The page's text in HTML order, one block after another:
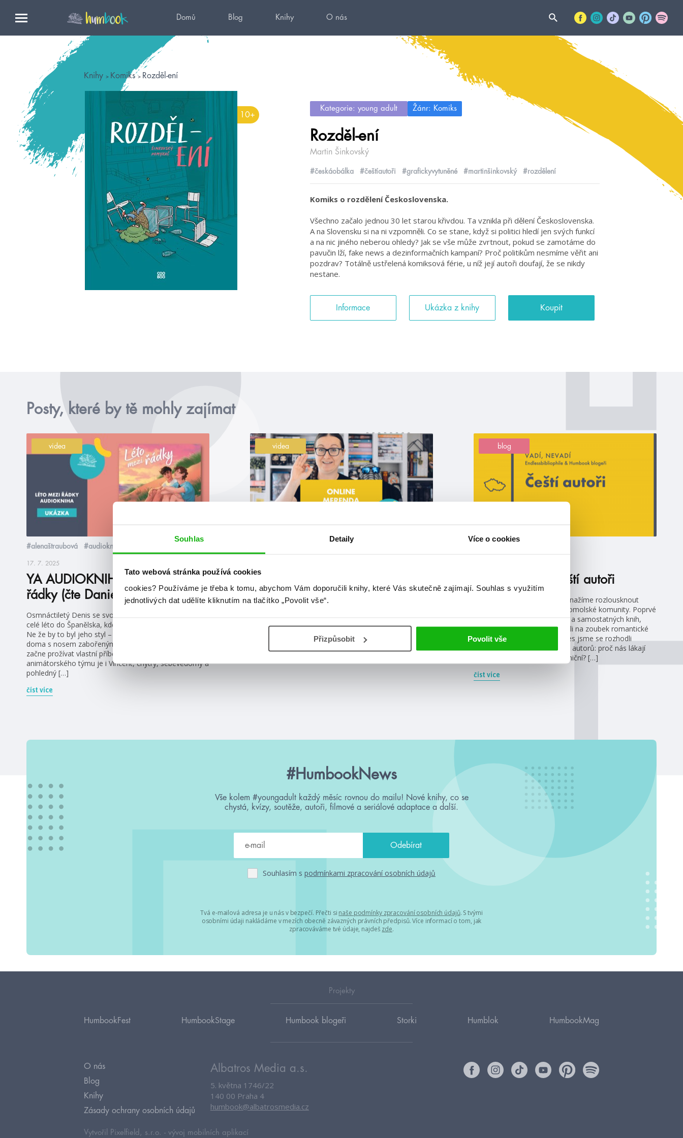
Souhlas Detaily Více o cookies
Tato webová stránka používá cookies
cookies? Používáme je třeba k tomu, abychom Vám doporučili knihy, které Vás skutečně zajímají. Souhlas s využitím
jednotlivých dat udělíte kliknutím na tlačítko „Povolit vše“.
Přizpůsobit Povolit vše
Domů Blog Knihy O nás
Knihy Komiks Rozděl-ení
10+
Kategorie: young adult Žánr: Komiks
Rozděl-ení
Martin Šinkovský
#českáobálka #češtíautoři #grafickyvytuněné #martinšinkovský #rozdělení
Komiks o rozdělení Československa.
Všechno začalo jednou 30 let starou křivdou. Ta vznikla při dělení Československa.
A na Slovensku si na ni vzpomněli. Co se stane, když si politici hledí jen svých funkcí
a na nic jiného neberou ohledy? Jak se vše může zvrtnout, pokud se zamotáme do
pavučin lží, fake news a dezinformačních kampaní? Proč politikům nesmíme věřit ani
pozdrav? Totálně ustřelená komiksová férie, u níž její autoři doufají, že se nikdy
nestane.
Informace Ukázka z knihy Koupit
Posty, které by tě mohly zajímat
videa
#alenaštraubová #audioknihy
17. 7. 2025
YA AUDIOKNIHY Léto mezi
řádky (čte Daniel Krejčík)
Osmnáctiletý Denis se svou přítelkyní Vendy odjíždí na
celé léto do Španělska, kde má působit jako animátor.
Ne že by to byl jeho styl – nejraději by prázdniny strávil
doma s nosem zabořeným do knihy. Místo toho však
začne prožívat vlastní příběh jako z románu. Členem
animátorského týmu je i Vincent, chytrý, sebevědomý a
pohledný […]
číst více
videa
Víte, jak bude vypadat váš říjen? Budíček, číst, číst,
speciální režim, to se bude číst celý den 😁 Njn, tento
měsíc vychází 21 knížek.
blog
Vadí, nevadí: Čeští autoři
Vadí, nevadí je série, kde se snažíme rozlousknout
odvěké konflikty v rámci knihomolské komunity. Poprvé
jsme se zabývali duelem sérií a samostatných knih,
podruhé jsme se zase podívali na zoubek romantické
lince od nenávisti k lásce. Dnes jsme se rozhodli
zaměřit na čtení knih českých autorů: proč nás lákají
více, nebo méně než ti zahraniční? […]
číst více
#HumbookNews
Vše kolem #youngadult každý měsíc rovnou do mailu! Nové knihy, co se
chystá, kvízy, soutěže, autoři, filmové a seriálové adaptace a další.
Souhlasím s podmínkami zpracování osobních údajů
Tvá e-mailová adresa je u nás v bezpečí. Přečti si naše podmínky zpracování osobních údajů. S tvými
osobními údaji nakládáme v mezích obecně závazných právních předpisů. Více informací o tom, jak
zpracováváme tvé údaje, najdeš zde.
Projekty
HumbookFest HumbookStage Humbook blogeři Storki Humblok HumbookMag
O nás
Blog
Knihy
Zásady ochrany osobních údajů
Albatros Media a.s.
5. května 1746/22
140 00 Praha 4
humbook@albatrosmedia.cz
Vytvořil Pixelfield, s.r.o. - vývoj mobilních aplikací